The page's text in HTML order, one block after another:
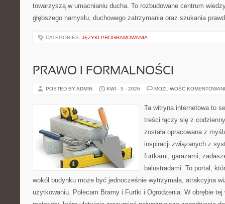
towarzyszą w umacnianiu ducha. To rozbudowane centrum
głębszego namysłu, duchowego zatrzymania oraz szukania
CATEGORIES: JĘZYKI PROGRAMOWANIA
PRAWO I FORMALNOŚCI
POSTED BY ADMIN KWI - 5 - 2026 MOŻLIWOŚĆ
Ta witryna internetowa to
treści łączy się z
została opracowana z
inspiracji związanych z
furtkami, garażami,
balustradami. To portal,
wokół budynku może być jednocześnie wytrzymała, atrakcyjna
użytkowaniu. Polecam Bramy i Furtki i Ogrodzenia. W obrębie tej